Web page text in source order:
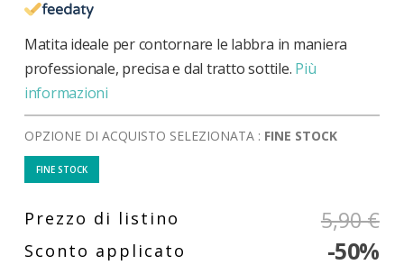
Matita ideale per contornare le labbra in maniera
professionale, precisa e dal tratto sottile. Più
informazioni
OPZIONE DI ACQUISTO SELEZIONATA : FINE STOCK
FINE STOCK
5,90 €
-50%